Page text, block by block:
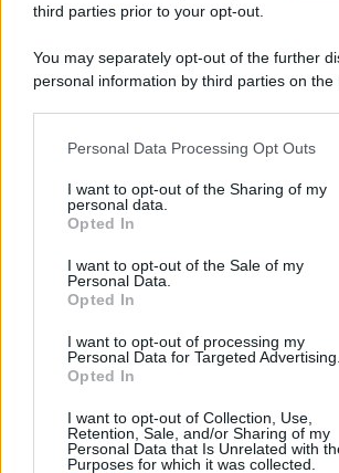
third parties prior to your opt-out.
You may separately opt-out of the further
personal information by third parties on the
This information may also be disclosed by
disclose it to other third parties.
Please note that this website/app uses one
services and may gather and store
not limited to your visit or usage behaviour.
grant or deny consent to Google and its
consent section.
Personal Data Processing Opt Outs
I want to opt-out of the Sharing of my
personal data.
Opted In
I want to opt-out of the Sale of my
Personal Data.
Opted In
I want to opt-out of processing my
Personal Data for Targeted Advertising.
Opted In
I want to opt-out of Collection, Use,
Retention, Sale, and/or Sharing of my
Personal Data that Is Unrelated with
Purposes for which it was collected.